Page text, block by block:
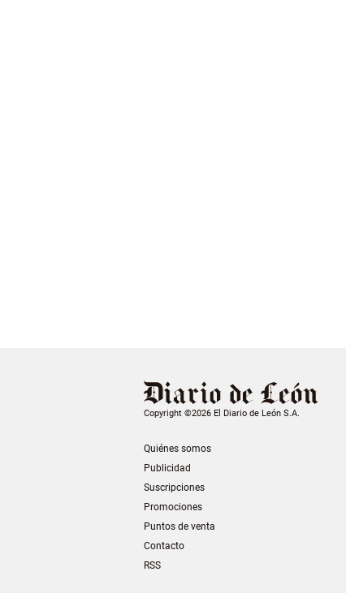
Copyright ©2026 El Diario de León S.A.
Quiénes somos
Publicidad
Suscripciones
Promociones
Puntos de venta
Contacto
RSS